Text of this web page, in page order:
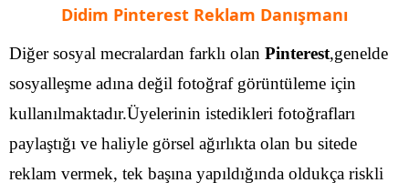
Didim Pinterest Reklam Danışmanı
Diğer sosyal mecralardan farklı olan Pinterest,genelde
sosyalleşme adına değil fotoğraf görüntüleme için
kullanılmaktadır.Üyelerinin istedikleri fotoğrafları
paylaştığı ve haliyle görsel ağırlıkta olan bu sitede
reklam vermek, tek başına yapıldığında oldukça riskli